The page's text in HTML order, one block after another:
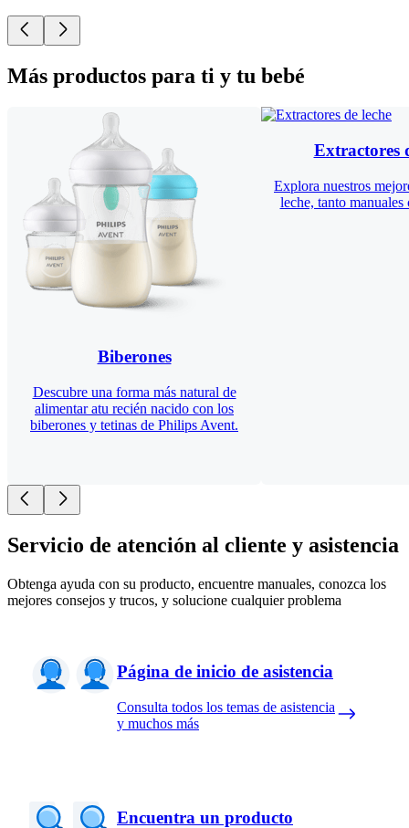
Más productos para ti y tu bebé
Biberones
Descubre una forma más natural de
alimentar atu recién nacido con los
biberones y tetinas de Philips Avent.
Extractores
Explora nuestros
leche, tanto manuales
Servicio de atención al cliente y asistencia
Obtenga ayuda con su producto, encuentre manuales, conozca los
mejores consejos y trucos, y solucione cualquier problema
Página de inicio de asistencia
Consulta todos los temas de asistencia
y muchos más
Encuentra un producto